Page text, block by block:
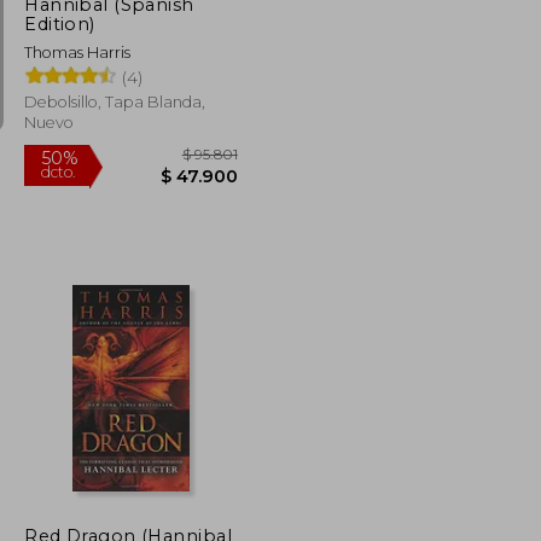
$ 93.830
$ 46.915
Edition)
Thomas Harris
(4)
Debolsillo, Tapa Blanda,
Nuevo
50%
dcto.
Red Dragon (Hannibal